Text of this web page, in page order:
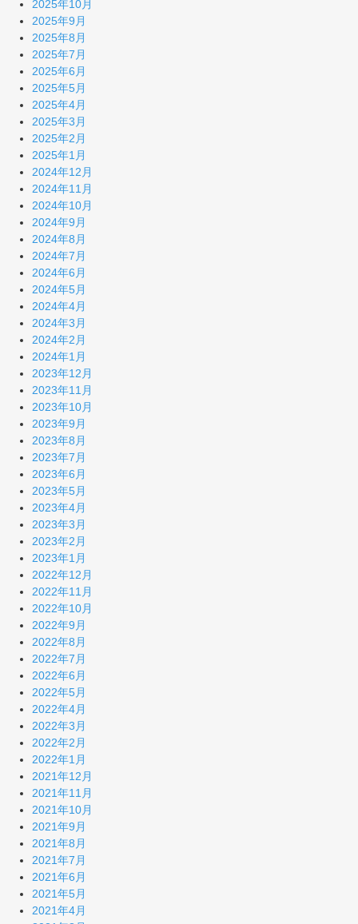
2025年10月
2025年9月
2025年8月
2025年7月
2025年6月
2025年5月
2025年4月
2025年3月
2025年2月
2025年1月
2024年12月
2024年11月
2024年10月
2024年9月
2024年8月
2024年7月
2024年6月
2024年5月
2024年4月
2024年3月
2024年2月
2024年1月
2023年12月
2023年11月
2023年10月
2023年9月
2023年8月
2023年7月
2023年6月
2023年5月
2023年4月
2023年3月
2023年2月
2023年1月
2022年12月
2022年11月
2022年10月
2022年9月
2022年8月
2022年7月
2022年6月
2022年5月
2022年4月
2022年3月
2022年2月
2022年1月
2021年12月
2021年11月
2021年10月
2021年9月
2021年8月
2021年7月
2021年6月
2021年5月
2021年4月